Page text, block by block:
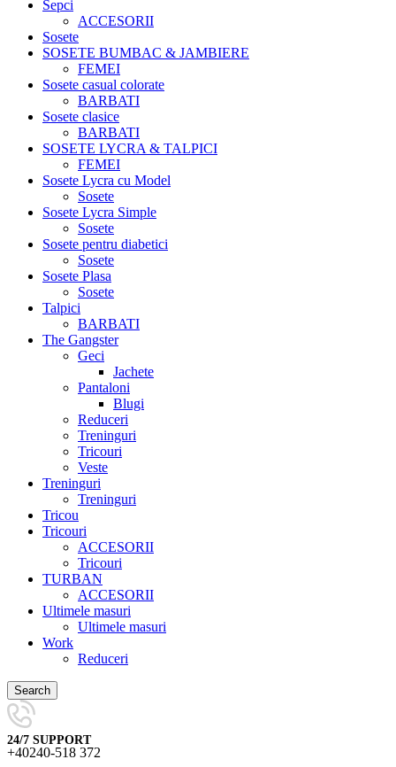
Sepci
ACCESORII
Sosete
SOSETE BUMBAC & JAMBIERE
FEMEI
Sosete casual colorate
BARBATI
Sosete clasice
BARBATI
SOSETE LYCRA & TALPICI
FEMEI
Sosete Lycra cu Model
Sosete
Sosete Lycra Simple
Sosete
Sosete pentru diabetici
Sosete
Sosete Plasa
Sosete
Talpici
BARBATI
The Gangster
Geci
Jachete
Pantaloni
Blugi
Reduceri
Treninguri
Tricouri
Veste
Treninguri
Treninguri
Tricou
Tricouri
ACCESORII
Tricouri
TURBAN
ACCESORII
Ultimele masuri
Ultimele masuri
Work
Reduceri
Search
24/7 SUPPORT
+40240-518 372